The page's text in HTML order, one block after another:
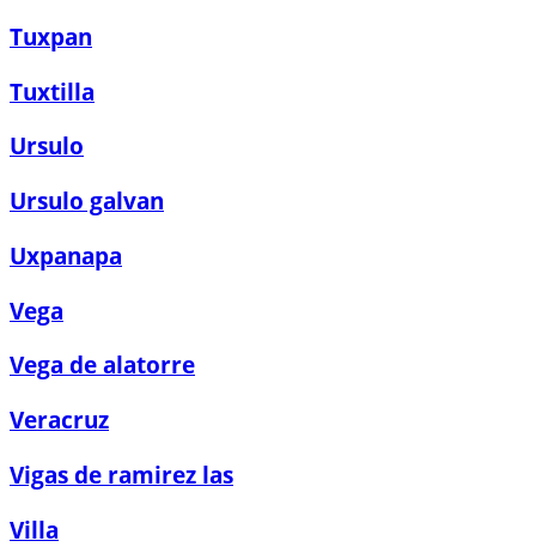
Tuxpan
Tuxtilla
Ursulo
Ursulo galvan
Uxpanapa
Vega
Vega de alatorre
Veracruz
Vigas de ramirez las
Villa